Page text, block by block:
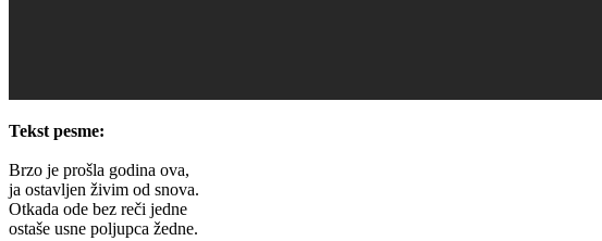
Tekst pesme:
Brzo je prošla godina ova,
ja ostavljen živim od snova.
Otkada ode bez reči jedne
ostaše usne poljupca žedne.